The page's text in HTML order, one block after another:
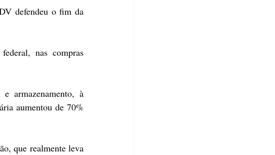
nas compras
armazenamento, à
aumentou de 70%
que realmente leva